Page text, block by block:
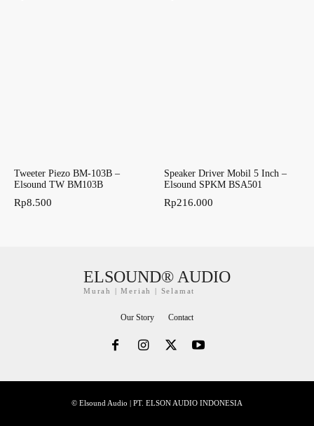
Tweeter Piezo BM-103B –
Elsound TW BM103B
Rp8.500
Speaker Driver Mobil 5 Inch –
Elsound SPKM BSA501
Rp216.000
ELSOUND® AUDIO
Murah | Meriah | Selamat
Our Story Contact
© Elsound Audio | PT. ELSON AUDIO INDONESIA